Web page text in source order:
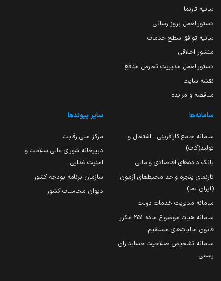
بیانیه تارنما
دستورالعمل بروز رسانی
بیانیه توافق سطح خدمات
منشور اخلاقی
دستورالعمل مدیریت تعارض منافع
نقشه سایت
مناقصه و مزایده
سامانه‌ها
سامانه جامع کارآفرینی ، اشتغال و
تولید(کات)
بانک داده‌های اقتصادی و مالی
تارنمای پنجره واحد محیط‌های آزمون
(ایران تما)
سامانه مدیریت خدمات دولت
سامانه هیات موضوع ماده 251 مکرر
قانون مالیات‌های مستقیم
سامانه تشخیص صلاحیت حسابداران
رسمی
سایر پیوندها
مرکز ملی رقابت
دبیرخانه شورای عالی سلامت و
امنیت غذایی
سازمان برنامه بودجه کشور
دیوان محاسبات کشور